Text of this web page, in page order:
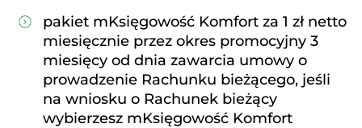
pakiet mKsięgowość Komfort za 1 zł netto
miesięcznie przez okres promocyjny 3
miesięcy od dnia zawarcia umowy o
prowadzenie Rachunku bieżącego, jeśli
na wniosku o Rachunek bieżący
wybierzesz mKsięgowość Komfort